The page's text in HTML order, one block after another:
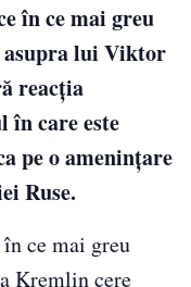
în ce mai greu
asupra lui Viktor
reacția
în care este
pe o amenințare
Ruse.
ce mai greu
Kremlin cere